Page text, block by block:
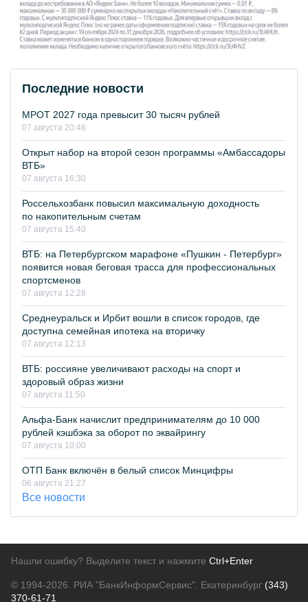
Последние новости
МРОТ 2027 года превысит 30 тысяч рублей
07 августа 20:46
Открыт набор на второй сезон программы «Амбассадоры
ВТБ»
07 августа 16:30
Россельхозбанк повысил максимальную доходность
по накопительным счетам
07 августа 15:40
ВТБ: на Петербургском марафоне «Пушкин - Петербург»
появится новая беговая трасса для профессиональных
спортсменов
07 августа 12:28
Среднеуральск и Ирбит вошли в список городов, где
доступна семейная ипотека на вторичку
07 августа 12:13
ВТБ: россияне увеличивают расходы на спорт и
здоровый образ жизни
07 августа 11:50
Альфа-Банк начислит предпринимателям до 10 000
рублей кэшбэка за оборот по эквайрингу
07 августа 10:00
ОТП Банк включён в белый список Минцифры
06 августа 21:27
Все новости
Нашли ошибку? Выделите текст и нажмите Ctrl+Enter
© 1994-2026. РИА "БанкИнформСервис". Екатеринбург (343)
370-61-71